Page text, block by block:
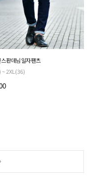
판 데님 일자 팬츠
~ 2XL(36)